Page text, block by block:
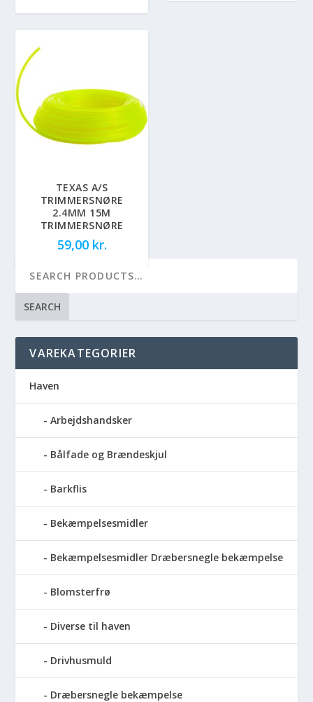
TEXAS A/S
TRIMMERSNØRE
2.4MM 15M
TRIMMERSNØRE
59,00 kr.
SEARCH
VAREKATEGORIER
Haven
Arbejdshandsker
Bålfade og Brændeskjul
Barkflis
Bekæmpelsesmidler
Bekæmpelsesmidler Dræbersnegle bekæmpelse
Blomsterfrø
Diverse til haven
Drivhusmuld
Dræbersnegle bekæmpelse